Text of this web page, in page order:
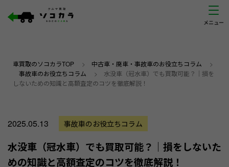
車買取のソコカラTOP > 中古車・廃車・事故車のお役立ちコラム >
事故車のお役立ちコラム > 水没車（冠水車）でも買取可能？｜損を
しないための知識と高額査定のコツを徹底解説！
2025.05.13 事故車のお役立ちコラム
水没車（冠水車）でも買取可能？｜損をしないた
めの知識と高額査定のコツを徹底解説！